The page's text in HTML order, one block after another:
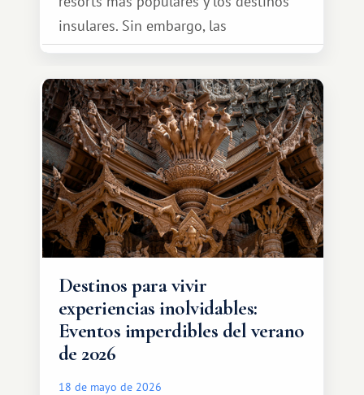
insulares. Sin embargo, las
oportunidades que ofrece el sistema
de intercambio son mucho más
amplias. Entre ellas se encuentra
África, un continente que ofrece una
experiencia de viaje completamente
diferente.
Destinos para vivir
experiencias inolvidables:
Eventos imperdibles del verano
de 2026
18 de mayo de 2026